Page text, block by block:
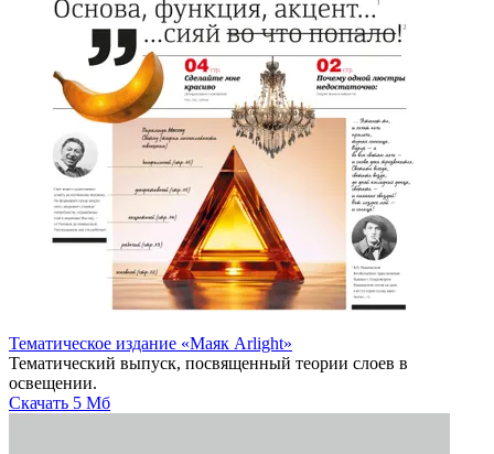
Тематическое издание «Маяк Arlight»
Тематический выпуск, посвященный теории слоев в
освещении.
Скачать 5 Мб